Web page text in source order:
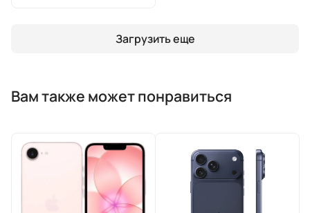
Загрузить еще
Вам также может понравиться